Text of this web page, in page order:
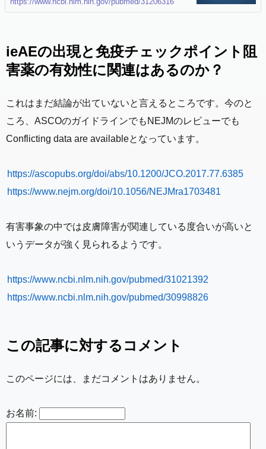
ications - PubMed
ed 0 to < 10 mg of prednisone, this difference seem
ieAEの出現と免疫チェックポイント阻
害薬の有効性に関連はあるのか？
これはまだ結論が出ていないと言えるところです。今のと
ころ、ASCOのガイドラインでもNEJMのレビューでも
Conflicting data are availableとなっています。
https://ascopubs.org/doi/abs/10.1200/JCO.2017.77.6385
https://www.nejm.org/doi/10.1056/NEJMra1703481
有害事象の中では皮膚障害が関連している度合いが高いと
いうデータが強く見られるようです。
https://www.ncbi.nlm.nih.gov/pubmed/31021392
https://www.ncbi.nlm.nih.gov/pubmed/30998826
この記事に対するコメント
このページには、まだコメントはありません。
お名前: